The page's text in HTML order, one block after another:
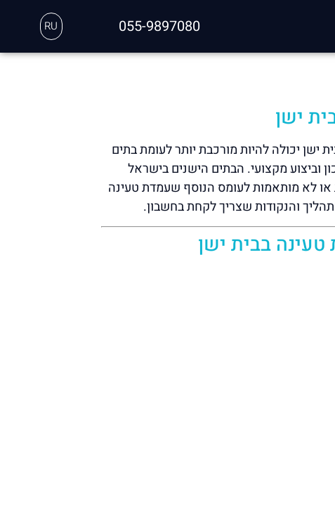
055-9897080
RU
ישן
יכולה להיות מורכבת יותר לעומת בתים
וביצוע מקצועי. הבתים הישנים בישראל
או לא מותאמות לעומס הנוסף שעמדת טעינה
והנקודות שצריך לקחת בחשבון.
בבית ישן